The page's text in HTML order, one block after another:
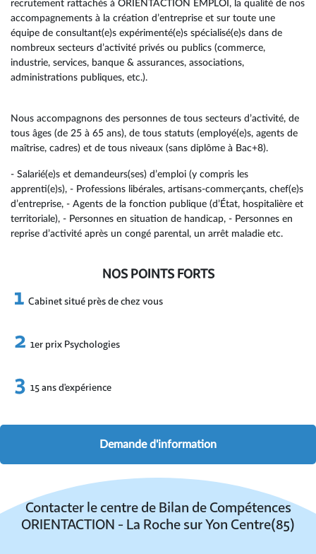
recrutement rattachés à ORIENTACTION EMPLOI, la qualité de nos
accompagnements à la création d’entreprise et sur toute une
équipe de consultant(e)s expérimenté(e)s spécialisé(e)s dans de
nombreux secteurs d’activité privés ou publics (commerce,
industrie, services, banque & assurances, associations,
administrations publiques, etc.).
Nous accompagnons des personnes de tous secteurs d’activité, de
tous âges (de 25 à 65 ans), de tous statuts (employé(e)s, agents de
maîtrise, cadres) et de tous niveaux (sans diplôme à Bac+8).
- Salarié(e)s et demandeurs(ses) d’emploi (y compris les
apprenti(e)s), - Professions libérales, artisans-commerçants, chef(e)s
d’entreprise, - Agents de la fonction publique (d’État, hospitalière et
territoriale), - Personnes en situation de handicap, - Personnes en
reprise d’activité après un congé parental, un arrêt maladie etc.
NOS POINTS FORTS
Cabinet situé près de chez vous
1er prix Psychologies
15 ans d’expérience
Demande d'information
Contacter le centre de Bilan de Compétences
ORIENTACTION - La Roche sur Yon Centre(85)